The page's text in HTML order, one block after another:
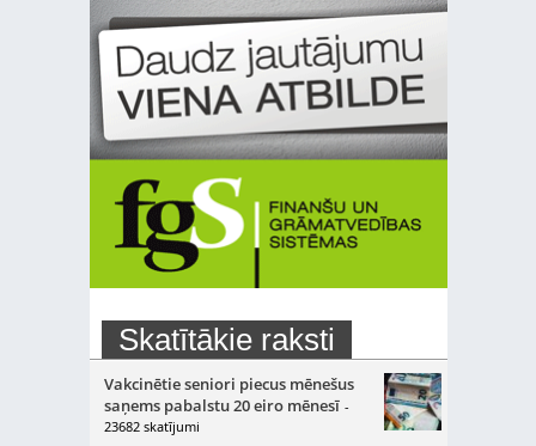
Skatītākie raksti
Vakcinētie seniori piecus mēnešus
saņems pabalstu 20 eiro mēnesī -
23682 skatījumi